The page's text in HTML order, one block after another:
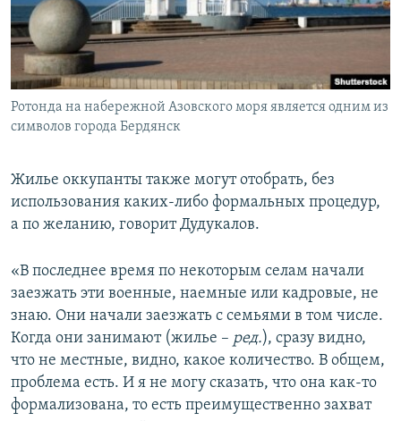
Ротонда на набережной Азовского моря является одним из
символов города Бердянск
Жилье оккупанты также могут отобрать, без
использования каких-либо формальных процедур,
а по желанию, говорит Дудукалов.
«В последнее время по некоторым селам начали
заезжать эти военные, наемные или кадровые, не
знаю. Они начали заезжать с семьями в том числе.
Когда они занимают (жилье – ред.), сразу видно,
что не местные, видно, какое количество. В общем,
проблема есть. И я не могу сказать, что она как-то
формализована, то есть преимущественно захват